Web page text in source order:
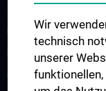
Medicine
Fragen und Antworten
Clerkships
Wir
technisch
unserer